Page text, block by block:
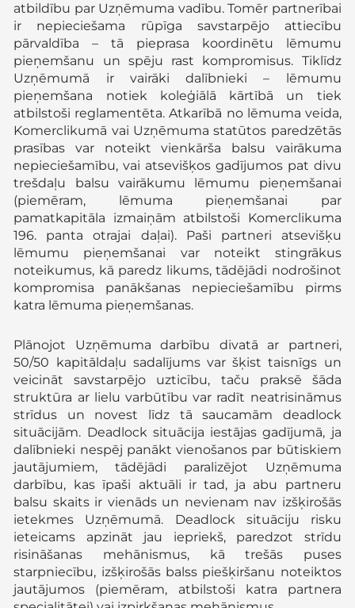
atbildību par Uzņēmuma vadību. Tomēr partnerībai
ir nepieciešama rūpīga savstarpējo attiecību
pārvaldība – tā pieprasa koordinētu lēmumu
pieņemšanu un spēju rast kompromisus. Tiklīdz
Uzņēmumā ir vairāki dalībnieki – lēmumu
pieņemšana notiek koleģiālā kārtībā un tiek
atbilstoši reglamentēta. Atkarībā no lēmuma veida,
Komerclikumā vai Uzņēmuma statūtos paredzētās
prasības var noteikt vienkārša balsu vairākuma
nepieciešamību, vai atsevišķos gadījumos pat divu
trešdaļu balsu vairākumu lēmumu pieņemšanai
(piemēram, lēmuma pieņemšanai par
pamatkapitāla izmaiņām atbilstoši Komerclikuma
196. panta otrajai daļai). Paši partneri atsevišķu
lēmumu pieņemšanai var noteikt stingrākus
noteikumus, kā paredz likums, tādējādi nodrošinot
kompromisa panākšanas nepieciešamību pirms
katra lēmuma pieņemšanas.
Plānojot Uzņēmuma darbību divatā ar partneri,
50/50 kapitāldaļu sadalījums var šķist taisnīgs un
veicināt savstarpējo uzticību, taču praksē šāda
struktūra ar lielu varbūtību var radīt neatrisināmus
strīdus un novest līdz tā saucamām deadlock
situācijām. Deadlock situācija iestājas gadījumā, ja
dalībnieki nespēj panākt vienošanos par būtiskiem
jautājumiem, tādējādi paralizējot Uzņēmuma
darbību, kas īpaši aktuāli ir tad, ja abu partneru
balsu skaits ir vienāds un nevienam nav izšķirošās
ietekmes Uzņēmumā. Deadlock situāciju risku
ieteicams apzināt jau iepriekš, paredzot strīdu
risināšanas mehānismus, kā trešās puses
starpniecību, izšķirošās balss piešķiršanu noteiktos
jautājumos (piemēram, atbilstoši katra partnera